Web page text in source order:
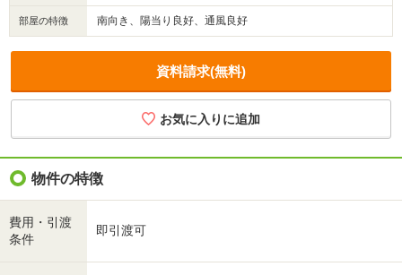
部屋の特徴 南向き、陽当り良好、通風良好
資料請求(無料)
お気に入りに追加
物件の特徴
費用・引渡
条件
即引渡可